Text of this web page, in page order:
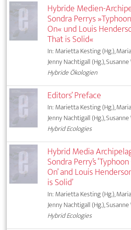
Hybride Medien-
Sondra Perrys
On« und Louis
That is Solid«
In: Marietta Kesting (Hg.),
Jenny Nachtigall (Hg.),
Hybride Ökologien
Editors’ Preface
In: Marietta Kesting (Hg.),
Jenny Nachtigall (Hg.),
Hybrid Ecologies
Hybrid Media
Sondra Perry’s
On’ and Louis
is Solid’
In: Marietta Kesting (Hg.),
Jenny Nachtigall (Hg.),
Hybrid Ecologies